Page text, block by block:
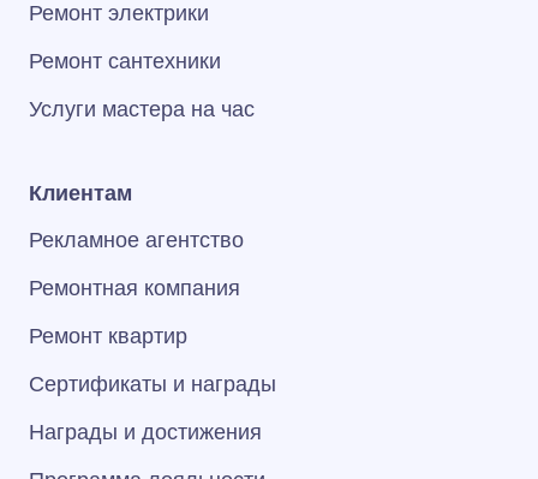
Ремонт электрики
Ремонт сантехники
Услуги мастера на час
Клиентам
Рекламное агентство
Ремонтная компания
Ремонт квартир
Сертификаты и награды
Награды и достижения